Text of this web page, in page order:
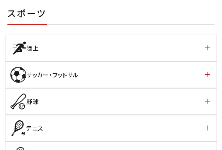
スポーツ
陸上
サッカー・フットサル
野球
テニス